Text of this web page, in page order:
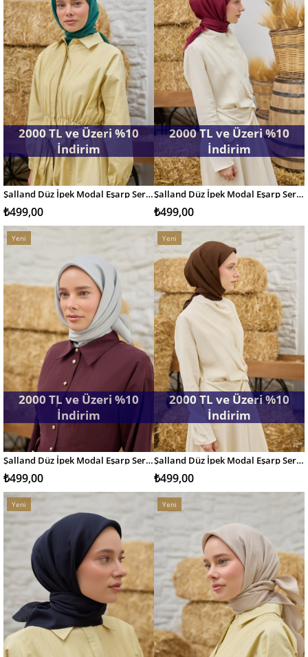
SEPETE EKLE Şalland Düz İpek Modal Eşarp Serisi Zümrüt
2000 TL ve Üzeri %10
İndirim
₺499,00
SEPETE EKLE Şalland Düz İpek Modal Eşarp Serisi Bordo
2000 TL ve Üzeri %10
İndirim
₺499,00
SEPETE EKLE
Yeni
Şalland Düz İpek Modal Eşarp Serisi Gümüş Gri
2000 TL ve Üzeri %10
İndirim
₺499,00
SEPETE EKLE
Yeni
Ürün
Şalland Düz İpek Modal Eşarp Serisi Sıcak Kahve
2000 TL ve Üzeri %10
İndirim
₺499,00
Yeni
Yeni